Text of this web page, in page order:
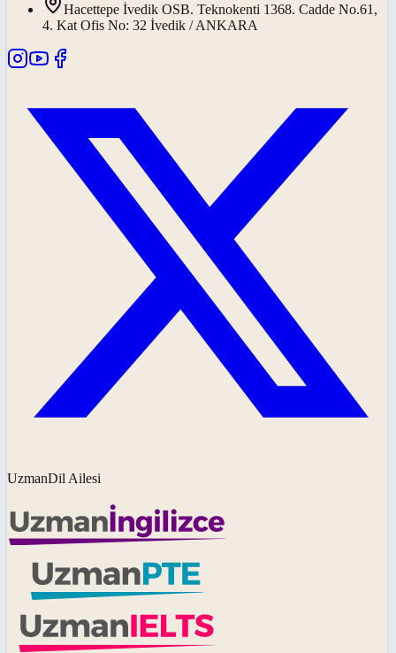
Hacettepe İvedik OSB. Teknokenti 1368. Cadde No.61,
4. Kat Ofis No: 32 İvedik / ANKARA
UzmanDil Ailesi